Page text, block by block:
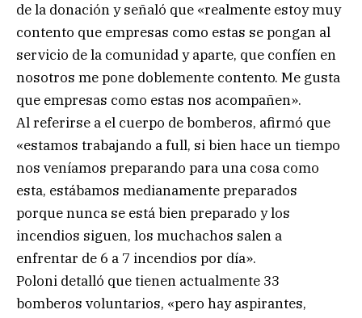
de la donación y señaló que «realmente estoy muy
contento que empresas como estas se pongan al
servicio de la comunidad y aparte, que confíen en
nosotros me pone doblemente contento. Me gusta
que empresas como estas nos acompañen».
Al referirse a el cuerpo de bomberos, afirmó que
«estamos trabajando a full, si bien hace un tiempo
nos veníamos preparando para una cosa como
esta, estábamos medianamente preparados
porque nunca se está bien preparado y los
incendios siguen, los muchachos salen a
enfrentar de 6 a 7 incendios por día».
Poloni detalló que tienen actualmente 33
bomberos voluntarios, «pero hay aspirantes,